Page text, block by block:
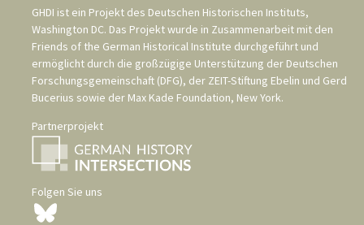
GHDI ist ein Projekt des Deutschen Historischen Instituts,
Washington DC. Das Projekt wurde in Zusammenarbeit mit den
Friends of the German Historical Institute durchgeführt und
ermöglicht durch die großzügige Unterstützung der Deutschen
Forschungsgemeinschaft (DFG), der ZEIT-Stiftung Ebelin und Gerd
Bucerius sowie der Max Kade Foundation, New York.
Partnerprojekt
Folgen Sie uns